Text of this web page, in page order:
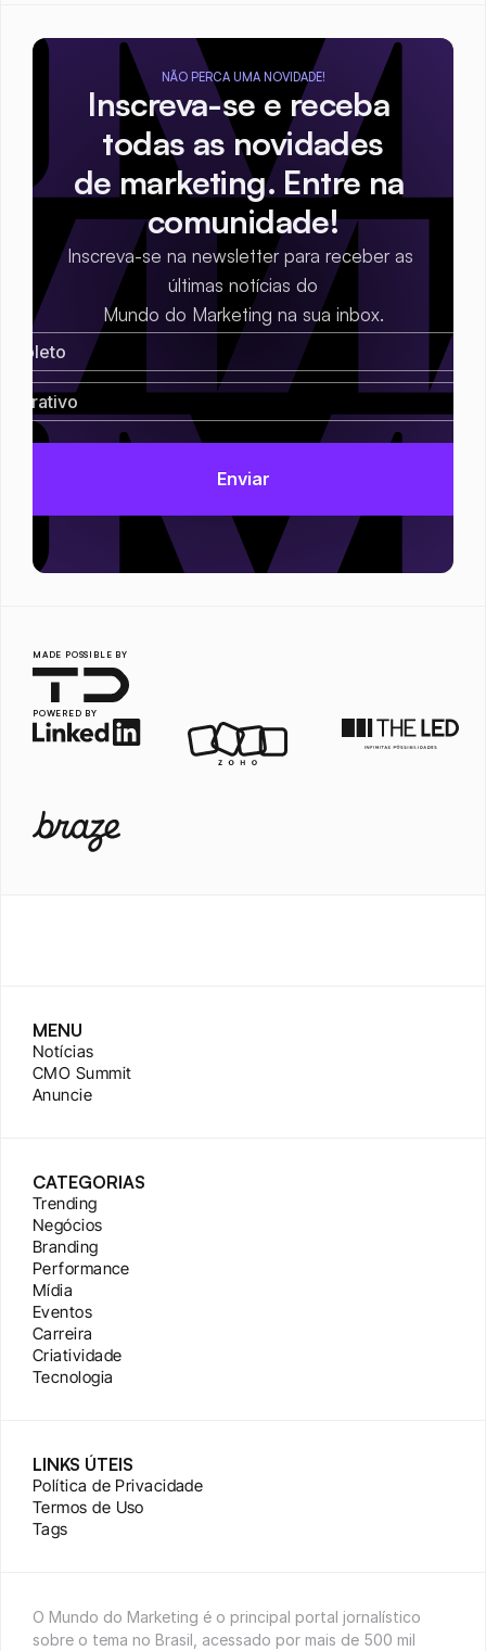
NÃO PERCA UMA NOVIDADE!
Inscreva-se e receba
todas as novidades
de marketing. Entre na
comunidade!
Inscreva-se na newsletter para receber as
últimas notícias do
Mundo do Marketing na sua inbox.
MADE POSSIBLE BY
POWERED BY
MENU
Notícias
CMO Summit
Anuncie
CATEGORIAS
Trending
Negócios
Branding
Performance
Mídia
Eventos
Carreira
Criatividade
Tecnologia
LINKS ÚTEIS
Política de Privacidade
Termos de Uso
Tags
O Mundo do Marketing é o principal portal jornalístico
sobre o tema no Brasil, acessado por mais de 500 mil